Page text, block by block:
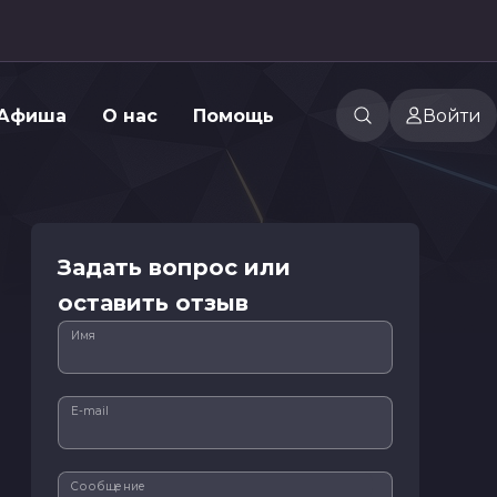
О нас Помощь Войти
Задать вопрос или
оставить отзыв
Имя
E-mail
Сообщение